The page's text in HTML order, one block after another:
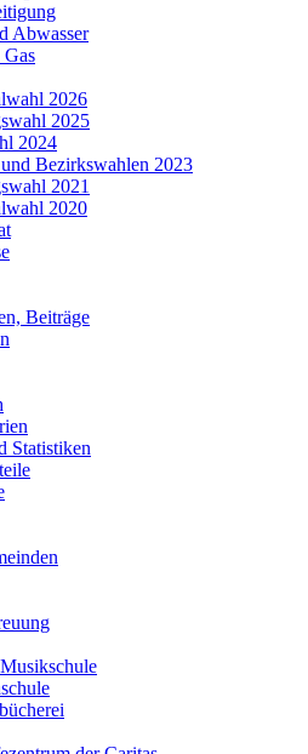
Abwasser
Gas
2026
2025
2024
Bezirkswahlen 2023
2021
2020
Beiträge
Statistiken